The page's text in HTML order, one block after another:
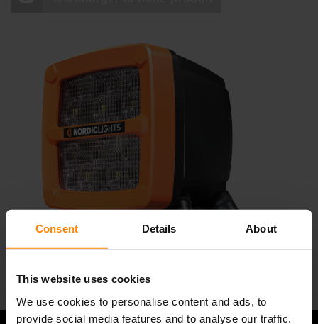
Consent Details About
This website uses cookies
We use cookies to personalise content and ads, to
provide social media features and to analyse our traffic.